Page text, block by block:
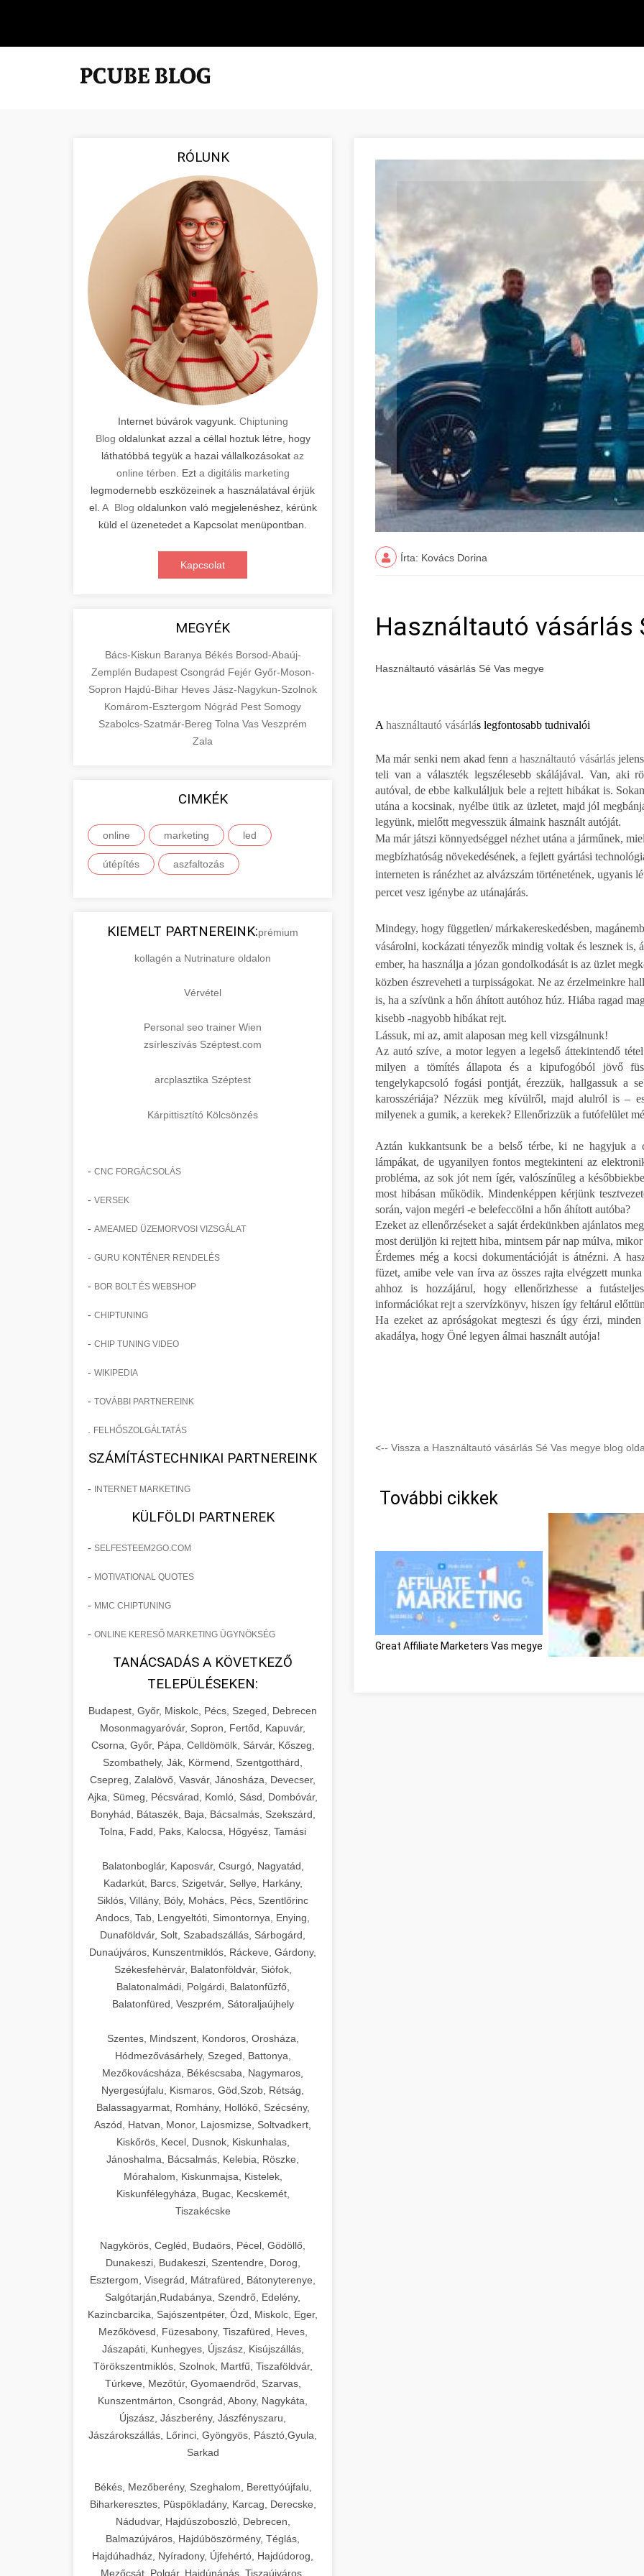
RÓLUNK
Internet búvárok vagyunk. Chiptuning
Blog oldalunkat azzal a céllal hoztuk létre, hogy
láthatóbbá tegyük a hazai vállalkozásokat az
online térben . Ezt a digitális marketing
legmodernebb eszközeinek a használatával érjük
el. A Blog oldalunkon való megjelenéshez, kérünk
küld el üzenetedet a Kapcsolat menüpontban.
Kapcsolat
MEGYÉK
Bács-Kiskun Baranya Békés Borsod-Abaúj-
Zemplén Budapest Csongrád Fejér Győr-Moson-
Sopron Hajdú-Bihar Heves Jász-Nagykun-Szolnok
Komárom-Esztergom Nógrád Pest Somogy
Szabolcs-Szatmár-Bereg Tolna Vas Veszprém
Zala
CIMKÉK
online marketing led
útépítés aszfaltozás
KIEMELT PARTNEREINK:prémium
kollagén a Nutrinature oldalon
Vérvétel
Personal seo trainer Wien
zsírleszívás Széptest.com
arcplasztika Széptest
Kárpittisztító Kölcsönzés
- CNC FORGÁCSOLÁS
- VERSEK
- AMEAMED ÜZEMORVOSI VIZSGÁLAT
- GURU KONTÉNER RENDELÉS
- BOR BOLT ÉS WEBSHOP
- CHIPTUNING
- CHIP TUNING VIDEO
- WIKIPEDIA
- TOVÁBBI PARTNEREINK
FELHŐSZOLGÁLTATÁS
SZÁMÍTÁSTECHNIKAI PARTNEREINK
- INTERNET MARKETING
KÜLFÖLDI PARTNEREK
- SELFESTEEM2GO.COM
- MOTIVATIONAL QUOTES
- MMC CHIPTUNING
- ONLINE KERESŐ MARKETING ÜGYNÖKSÉG
TANÁCSADÁS A KÖVETKEZŐ
TELEPÜLÉSEKEN:
Budapest, Győr, Miskolc, Pécs, Szeged, Debrecen
Mosonmagyaróvár, Sopron, Fertőd, Kapuvár,
Csorna, Győr, Pápa, Celldömölk, Sárvár, Kőszeg,
Szombathely, Ják, Körmend, Szentgotthárd,
Csepreg, Zalalövő, Vasvár, Jánosháza, Devecser,
Ajka, Sümeg, Pécsvárad, Komló, Sásd, Dombóvár,
Bonyhád, Bátaszék, Baja, Bácsalmás, Szekszárd,
Tolna, Fadd, Paks, Kalocsa, Hőgyész, Tamási
Balatonboglár, Kaposvár, Csurgó, Nagyatád,
Kadarkút, Barcs, Szigetvár, Sellye, Harkány,
Siklós, Villány, Bóly, Mohács, Pécs, Szentlőrinc
Andocs, Tab, Lengyeltóti, Simontornya, Enying,
Dunaföldvár, Solt, Szabadszállás, Sárbogárd,
Dunaújváros, Kunszentmiklós, Ráckeve, Gárdony,
Székesfehérvár, Balatonföldvár, Siófok,
Balatonalmádi, Polgárdi, Balatonfűzfő,
Balatonfüred, Veszprém, Sátoraljaújhely
Szentes, Mindszent, Kondoros, Orosháza,
Hódmezővásárhely, Szeged, Battonya,
Mezőkovácsháza, Békéscsaba, Nagymaros,
Nyergesújfalu, Kismaros, Göd,Szob, Rétság,
Balassagyarmat, Romhány, Hollókő, Szécsény,
Aszód, Hatvan, Monor, Lajosmizse, Soltvadkert,
Kiskőrös, Kecel, Dusnok, Kiskunhalas,
Jánoshalma, Bácsalmás, Kelebia, Röszke,
Mórahalom, Kiskunmajsa, Kistelek,
Kiskunfélegyháza, Bugac, Kecskemét,
Tiszakécske
Nagykörös, Cegléd, Budaörs, Pécel, Gödöllő,
Dunakeszi, Budakeszi, Szentendre, Dorog,
Esztergom, Visegrád, Mátrafüred, Bátonyterenye,
Salgótarján,Rudabánya, Szendrő, Edelény,
Kazincbarcika, Sajószentpéter, Ózd, Miskolc, Eger,
Mezőkövesd, Füzesabony, Tiszafüred, Heves,
Jászapáti, Kunhegyes, Újszász, Kisújszállás,
Törökszentmiklós, Szolnok, Martfű, Tiszaföldvár,
Túrkeve, Mezőtúr, Gyomaendrőd, Szarvas,
Kunszentmárton, Csongrád, Abony, Nagykáta,
Újszász, Jászberény, Jászfényszaru,
Jászárokszállás, Lőrinci, Gyöngyös, Pásztó,Gyula,
Sarkad
Békés, Mezőberény, Szeghalom, Berettyóújfalu,
Biharkeresztes, Püspökladány, Karcag, Derecske,
Nádudvar, Hajdúszoboszló, Debrecen,
Balmazújváros, Hajdúböszörmény, Téglás,
Hajdúhadház, Nyíradony, Újfehértó, Hajdúdorog,
Mezőcsát, Polgár, Hajdúnánás, Tiszaújváros,
Írta: Kovács Dorina
Használtautó vásárlás
Használtautó vásárlás Sé Vas megye
A használtautó vásárlás legfontosabb tudnivalói
Ma már senki nem akad fenn a használtautó vásárlás
teli van a választék legszélesebb skálájával. Van, aki
autóval, de ebbe kalkuláljuk bele a rejtett hibákat is.
utána a kocsinak, nyélbe ütik az üzletet, majd jól
legyünk, mielőtt megvesszük álmaink használt autóját.
Ma már játszi könnyedséggel nézhet utána a járműnek,
megbízhatóság növekedésének, a fejlett gyártási
interneten is ránézhet az alvázszám történetének, ugyanis
percet vesz igénybe az utánajárás.
Mindegy, hogy független/ márkakereskedésben,
vásárolni, kockázati tényezők mindig voltak és lesznek is,
ember, ha használja a józan gondolkodását is az üzlet
közben észreveheti a turpisságokat. Ne az érzelmeinkre
is, ha a szívünk a hőn áhított autóhoz húz. Hiába ragad
kisebb -nagyobb hibákat rejt.
Lássuk, mi az, amit alaposan meg kell vizsgálnunk!
Az autó szíve, a motor legyen a legelső áttekintendő
milyen a tömítés állapota és a kipufogóból jövő
tengelykapcsoló fogási pontját, érezzük, hallgassuk a
karosszériája? Nézzük meg kívülről, majd alulról is –
milyenek a gumik, a kerekek? Ellenőrizzük a futófelület
Aztán kukkantsunk be a belső térbe, ki ne hagyjuk a
lámpákat, de ugyanilyen fontos megtekinteni az
probléma, az sok jót nem ígér, valószínűleg a
most hibásan működik. Mindenképpen kérjünk
során, vajon megéri -e belefeccölni a hőn áhított autóba?
Ezeket az ellenőrzéseket a saját érdekünkben ajánlatos
most derüljön ki rejtett hiba, mintsem pár nap múlva,
Érdemes még a kocsi dokumentációját is átnézni. A
füzet, amibe vele van írva az összes rajta elvégzett
ahhoz is hozzájárul, hogy ellenőrizhesse a
információkat rejt a szervízkönyv, hiszen így feltárul
Ha ezeket az apróságokat megteszi és úgy érzi,
akadálya, hogy Öné legyen álmai használt autója!
<-- Vissza a Használtautó vásárlás Sé Vas megye blog
További cikkek
Great Affiliate Marketers Vas megye